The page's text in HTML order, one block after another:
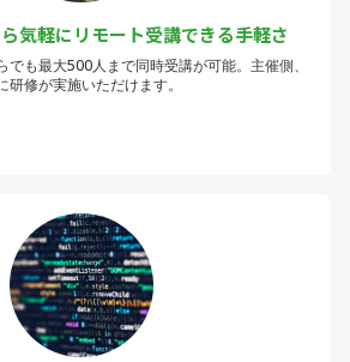
気軽にリモート受講できる手軽さ
でも最大500人まで同時受講が可能。主催側、
修が実施いただけます。